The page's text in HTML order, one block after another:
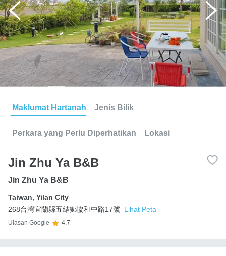
Maklumat Hartanah Jenis Bilik
Perkara yang Perlu Diperhatikan Lokasi
Jin Zhu Ya B&B
Jin Zhu Ya B&B
Taiwan, Yilan City
268台灣宜蘭縣五結鄉協和中路17號
Lihat Peta
Ulasan Google 4.7